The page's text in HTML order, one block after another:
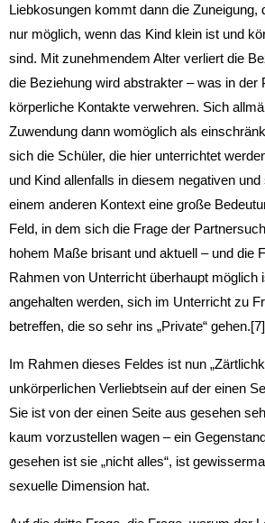
Liebkosungen kommt dann die
nur möglich, wenn das Kind klein ist und
sind. Mit zunehmendem Alter verliert die
die Beziehung wird abstrakter – was in
körperliche Kontakte verwehren. Sich
Zuwendung dann womöglich als
sich die Schüler, die hier unterrichtet
und Kind allenfalls in diesem negativen
einem anderen Kontext eine große
Feld, in dem sich die Frage der
hohem Maße brisant und aktuell – und die
Rahmen von Unterricht überhaupt
angehalten werden, sich im Unterricht zu
betreffen, die so sehr ins „Private“ gehen.[7]
Im Rahmen dieses Feldes ist nun
unkörperlichen Verliebtsein auf der einen
Sie ist von der einen Seite aus gesehen
kaum vorzustellen wagen – ein
gesehen ist sie „nicht alles“, ist
sexuelle Dimension hat.